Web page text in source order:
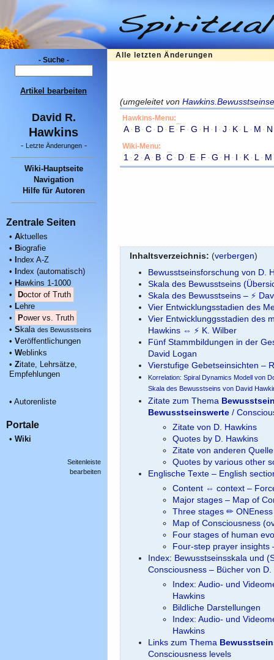
- Suche -
Artikel bearbeiten
David R.
Hawkins
- Letzte Änderungen-
Wiki-Hauptseite
Navigation
Hilfe für Autoren
Zentrale Seiten
• Aktuelles
• Biografie
• ndex A-Z
• ndex (automatisch)
• Hawkins 1-1000
•
Doctor of Truth
• Lehre
•
Power vs. Truth
• S kala des Bewusstseins
• Veröffentlichungen
• Weblinks
• Zitate, Lehrsätze,
Empfehlungen
• Autorenliste
Portale
• Wiki
Seitenleiste
bearbeiten
Alle letzten Änderungen
(umgeleitet von
Hawkins-Menu:
A· B· C· D· E· F · G · H · I · J · K· L · M · N
Wiki-Menu:
1 · 2 · A· B· C· D· E· F · G · H · I · K· L · M
Inhaltsverzeichnis: (verbergen)
Bewusstseinsforschung von D.
Skala des Bewusstseins
Skala des Bewusstseins – ⚡
Vier Entwicklungsstadien des
Vier Entwicklunggsstadien des
Hawkins ⇔ ⚡ K. Wilber
Fünf Stammbildungen in der
David Logan
Vierstufige Gebetseinsichten –
Korrelation: Spiral Dynamics Modell von
Skala des Bewusstseins von David
Zitate zum Thema
Bewusstseinswerte/
Zitate von D. Hawkins
Quotes by D. Hawkins
Zitate von anderen
Quotes by various other
Englische Texte – English
Content ⇔ context –
Major stages – Map of
Three stages ✏
Map of Consciousness
Four stages of human
Four-step prayer insights
Index: Bewusstseinsskala und
Consciousness – Bücher von D.
Index: Audio- und
Hawkins
Bildliche Darstellungen
Index: Audio- und
Hawkins
Links zum Thema
Consciousness levels